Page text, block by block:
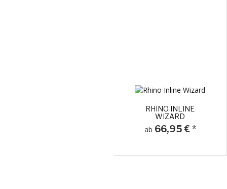
RHINO INLINE
WIZARD
ab 66,95 € *